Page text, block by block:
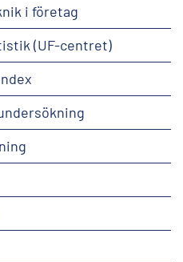
i företag
(UF-centret)